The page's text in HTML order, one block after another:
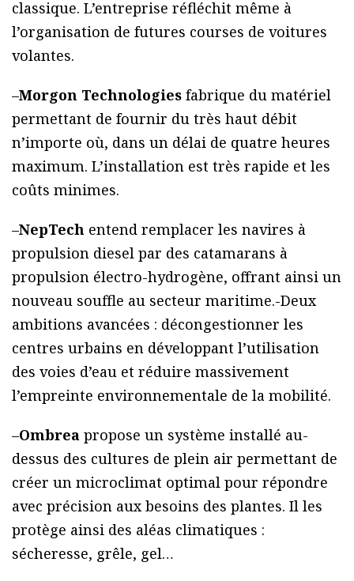
classique. L’entreprise réfléchit même à
l’organisation de futures courses de voitures
volantes.
–Morgon Technologies fabrique du matériel
permettant de fournir du très haut débit
n’importe où, dans un délai de quatre heures
maximum. L’installation est très rapide et les
coûts minimes.
–NepTech entend remplacer les navires à
propulsion diesel par des catamarans à
propulsion électro-hydrogène, offrant ainsi un
nouveau souffle au secteur maritime.-Deux
ambitions avancées : décongestionner les
centres urbains en développant l’utilisation
des voies d’eau et réduire massivement
l’empreinte environnementale de la mobilité.
–Ombrea propose un système installé au-
dessus des cultures de plein air permettant de
créer un microclimat optimal pour répondre
avec précision aux besoins des plantes. Il les
protège ainsi des aléas climatiques :
sécheresse, grêle, gel…